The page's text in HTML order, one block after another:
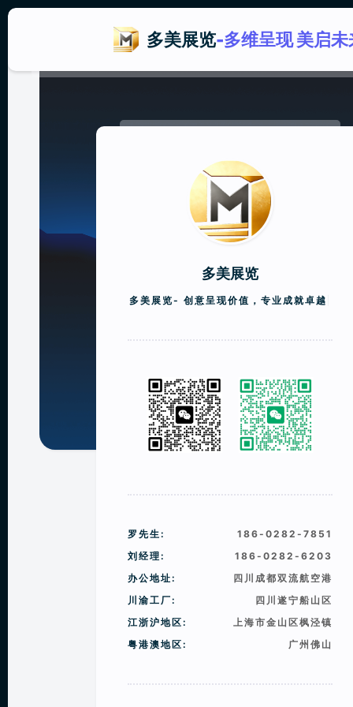
多美展览-多维呈现 美启未
多美展览
多美展览- 创意呈现价值，专业成就卓越
罗先生:
186-0282-7851
刘经理:
186-0282-6203
办公地址:
四川成都双流航空港
川渝工厂:
四川遂宁船山区
江浙沪地区:
上海市金山区枫泾镇
粤港澳地区:
广州佛山